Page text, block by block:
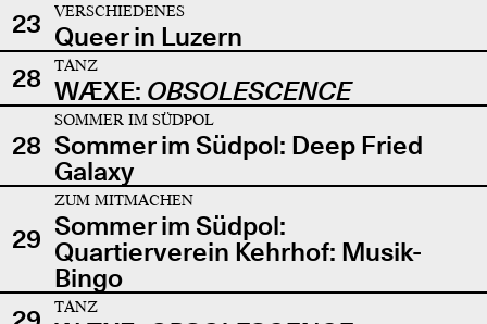
23
VERSCHIEDENES
Queer in Luzern
28
TANZ
WÆXE: OBSOLESCENCE
28
SOMMER IM SÜDPOL
Sommer im Südpol: Deep Fried
Galaxy
29
ZUM MITMACHEN
Sommer im Südpol:
Quartierverein Kehrhof: Musik-
Bingo
TANZ